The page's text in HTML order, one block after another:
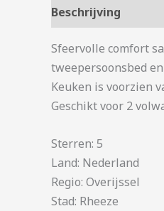
Beschrijving
Sfeervolle comfort
tweepersoonsbed
Keuken is voorzien
Geschikt voor 2
Sterren: 5
Land: Nederland
Regio: Overijssel
Stad: Rheeze